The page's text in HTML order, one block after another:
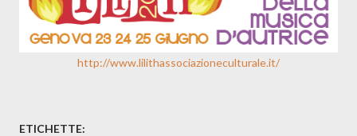
http://www.lilithassociazioneculturale.it/
ETICHETTE: